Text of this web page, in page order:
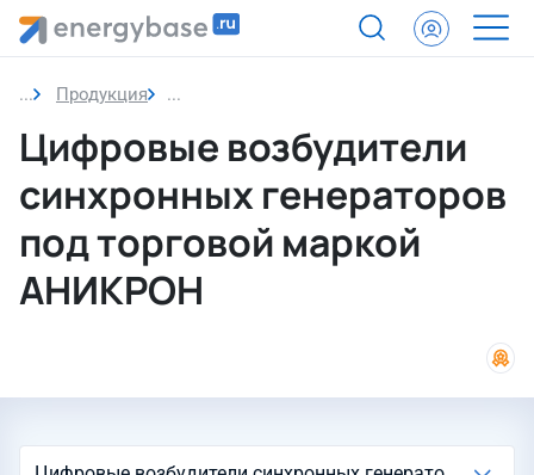
Продукция Цифровые возбудители синхронных
Цифровые возбудители
синхронных генераторов
под торговой маркой
АНИКРОН